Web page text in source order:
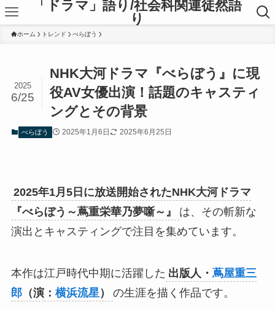
「ドラマ」語り/社会科関連徒然語
り
ホーム トレンド べらぼう
NHK大河ドラマ『べらぼう』に現
役AV女優出演！話題のキャスティ
ングとその背景
2025
6/25
べらぼう 2025年1月6日 2025年6月25日
2025年1月5日に放送開始されたNHK大河ドラマ
『べらぼう～蔦重栄華乃夢噺～』
は、その斬新な
演出とキャスティングで注目を集めています。
本作は江戸時代中期に活躍した 出版人・ 蔦屋重三
郎（演： 横浜流星） の生涯を描く作品です。